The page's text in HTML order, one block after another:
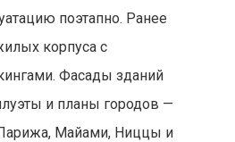
поэтапно. Ранее
корпуса с
Фасады зданий
и планы городов —
Майами, Ниццы и